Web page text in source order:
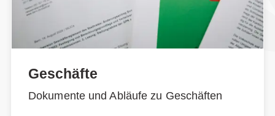
Geschäfte
Dokumente und Abläufe zu Geschäften